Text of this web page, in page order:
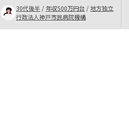
もすごく好感が持てる方で、押し売
り感もなくこちらの質問に対しても
きちんとお答えいただきとても良か
30代後半 / 年収500万円台 /地方独立
行政法人神戸市民病院機構